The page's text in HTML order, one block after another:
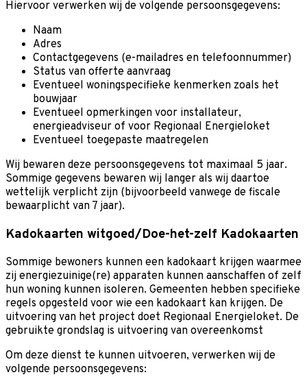
Hiervoor verwerken wij de volgende persoonsgegevens:
Naam
Adres
Contactgegevens (e-mailadres en telefoonnummer)
Status van offerte aanvraag
Eventueel woningspecifieke kenmerken zoals het
bouwjaar
Eventueel opmerkingen voor installateur,
energieadviseur of voor Regionaal Energieloket
Eventueel toegepaste maatregelen
Wij bewaren deze persoonsgegevens tot maximaal 5 jaar.
Sommige gegevens bewaren wij langer als wij daartoe
wettelijk verplicht zijn (bijvoorbeeld vanwege de fiscale
bewaarplicht van 7 jaar).
Kadokaarten witgoed/Doe-het-zelf Kadokaarten
Sommige bewoners kunnen een kadokaart krijgen waarmee
zij energiezuinige(re) apparaten kunnen aanschaffen of zelf
hun woning kunnen isoleren. Gemeenten hebben specifieke
regels opgesteld voor wie een kadokaart kan krijgen. De
uitvoering van het project doet Regionaal Energieloket. De
gebruikte grondslag is uitvoering van overeenkomst
Om deze dienst te kunnen uitvoeren, verwerken wij de
volgende persoonsgegevens: